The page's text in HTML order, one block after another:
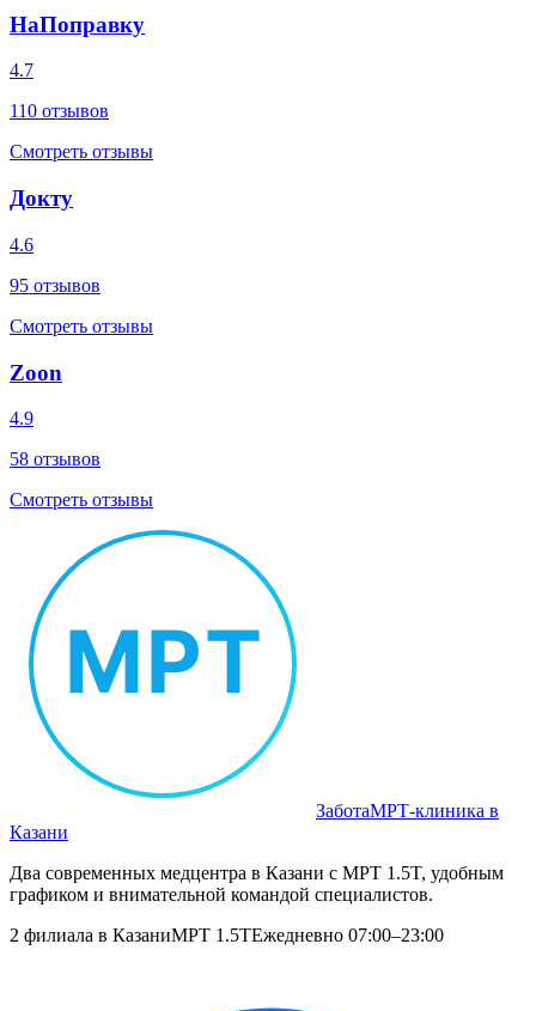
НаПоправку
4.7
110 отзывов
Смотреть отзывы
Докту
4.6
95 отзывов
Смотреть отзывы
Zoon
4.9
58 отзывов
Смотреть отзывы
ЗаботаМРТ‑клиника в
Казани
Два современных медцентра в Казани с МРТ 1.5T, удобным
графиком и внимательной командой специалистов.
2 филиала в КазаниМРТ 1.5TЕжедневно 07:00–23:00